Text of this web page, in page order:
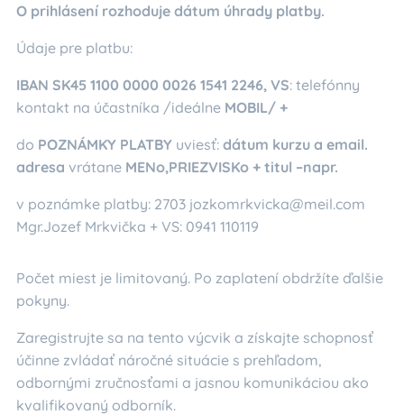
O prihlásení rozhoduje dátum úhrady platby.
Údaje pre platbu:
IBAN SK45 1100 0000 0026 1541 2246, VS: telefónny
kontakt na účastníka /ideálne MOBIL/ +
do POZNÁMKY PLATBY uviesť: dátum kurzu a email.
adresa vrátane MENo,PRIEZVISKo + titul –napr.
v poznámke platby: 2703 jozkomrkvicka@meil.com
Mgr.Jozef Mrkvička + VS: 0941 110119
Počet miest je limitovaný. Po zaplatení obdržíte ďalšie
pokyny.
Zaregistrujte sa na tento výcvik a získajte schopnosť
účinne zvládať náročné situácie s prehľadom,
odbornými zručnosťami a jasnou komunikáciou ako
kvalifikovaný odborník.